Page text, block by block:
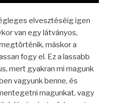
elvesztéséig igen
van egy látványos,
máskor a
fogy el. Ez a lassabb
mert gyakran mi magunk
vagyunk benne, és
magunkat, vagy